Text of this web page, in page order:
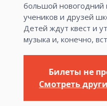
большой новогодний
учеников и друзей
Детей ждут квест и
музыка и, конечно,
Билеты не
Смотреть